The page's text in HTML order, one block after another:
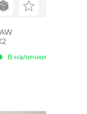
В наличии